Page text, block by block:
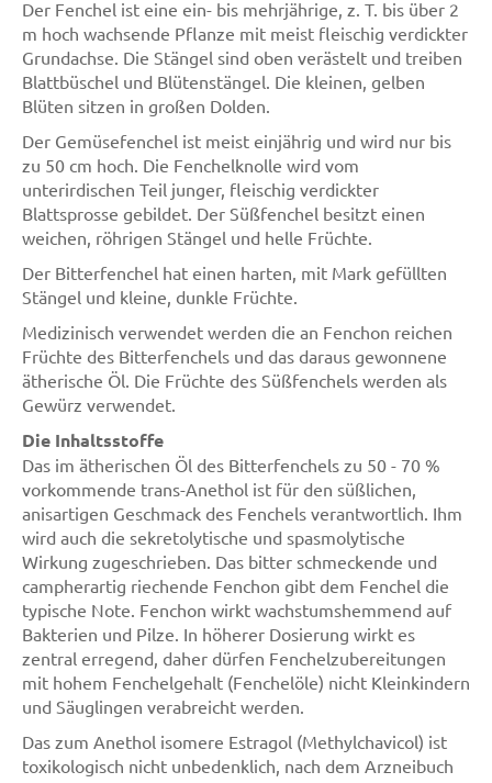
Der Fenchel ist eine ein- bis mehrjährige, z. T. bis über 2
m hoch wachsende Pflanze mit meist fleischig verdickter
Grundachse. Die Stängel sind oben verästelt und treiben
Blattbüschel und Blütenstängel. Die kleinen, gelben
Blüten sitzen in großen Dolden.
Der Gemüsefenchel ist meist einjährig und wird nur bis
zu 50 cm hoch. Die Fenchelknolle wird vom
unterirdischen Teil junger, fleischig verdickter
Blattsprosse gebildet. Der Süßfenchel besitzt einen
weichen, röhrigen Stängel und helle Früchte.
Der Bitterfenchel hat einen harten, mit Mark gefüllten
Stängel und kleine, dunkle Früchte.
Medizinisch verwendet werden die an Fenchon reichen
Früchte des Bitterfenchels und das daraus gewonnene
ätherische Öl. Die Früchte des Süßfenchels werden als
Gewürz verwendet.
Die Inhaltsstoffe
Das im ätherischen Öl des Bitterfenchels zu 50 - 70 %
vorkommende trans-Anethol ist für den süßlichen,
anisartigen Geschmack des Fenchels verantwortlich. Ihm
wird auch die sekretolytische und spasmolytische
Wirkung zugeschrieben. Das bitter schmeckende und
campherartig riechende Fenchon gibt dem Fenchel die
typische Note. Fenchon wirkt wachstumshemmend auf
Bakterien und Pilze. In höherer Dosierung wirkt es
zentral erregend, daher dürfen Fenchelzubereitungen
mit hohem Fenchelgehalt (Fenchelöle) nicht Kleinkindern
und Säuglingen verabreicht werden.
Das zum Anethol isomere Estragol (Methylchavicol) ist
toxikologisch nicht unbedenklich, nach dem Arzneibuch